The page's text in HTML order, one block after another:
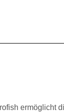
ermöglicht